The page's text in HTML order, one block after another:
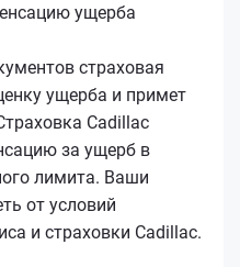
ущерба
страховая
ущерба и примет
Cadillac
за ущерб в
лимита. Ваши
от условий
и страховки Cadillac.